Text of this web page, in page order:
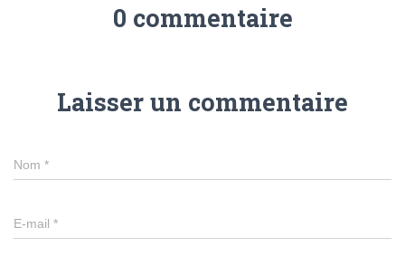
0 commentaire
Laisser un commentaire
Nom *
E-mail *